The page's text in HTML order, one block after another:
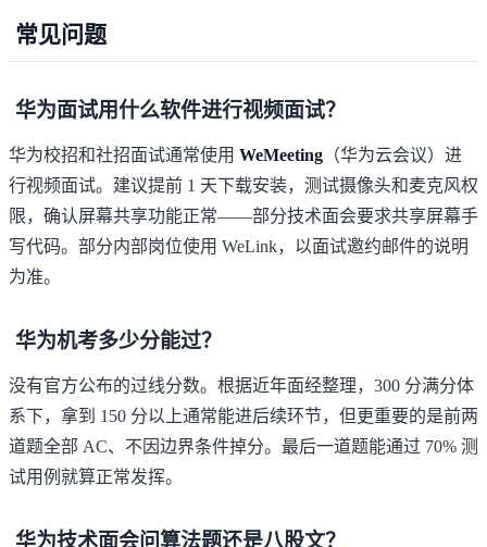
常见问题
华为面试用什么软件进行视频面试？
华为校招和社招面试通常使用 WeMeeting （华为云会议）进
行视频面试。建议提前 1 天下载安装，测试摄像头和麦克风权
限，确认屏幕共享功能正常——部分技术面会要求共享屏幕手
写代码。部分内部岗位使用 WeLink，以面试邀约邮件的说明
为准。
华为机考多少分能过？
没有官方公布的过线分数。根据近年面经整理，300 分满分体
系下，拿到 150 分以上通常能进后续环节，但更重要的是前两
道题全部 AC、不因边界条件掉分。最后一道题能通过 70% 测
试用例就算正常发挥。
华为技术面会问算法题还是八股文？